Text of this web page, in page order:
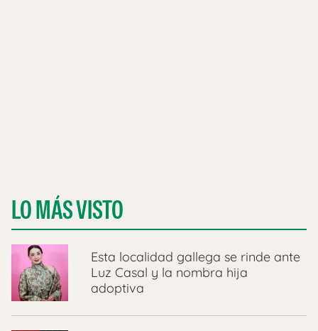
LO MÁS VISTO
Esta localidad gallega se rinde ante
Luz Casal y la nombra hija
adoptiva